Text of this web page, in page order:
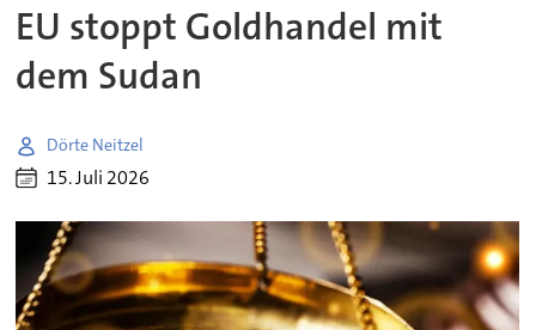
EU stoppt Goldhandel mit
dem Sudan
Dörte Neitzel
15. Juli 2026